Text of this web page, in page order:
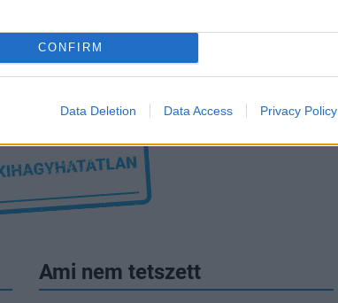
CONFIRM
Data Deletion Data Access Privacy Policy
az örök klasszikus második epizód, de ha
akkor nehéz lesz nem imádnia.
Ami nem tetszett